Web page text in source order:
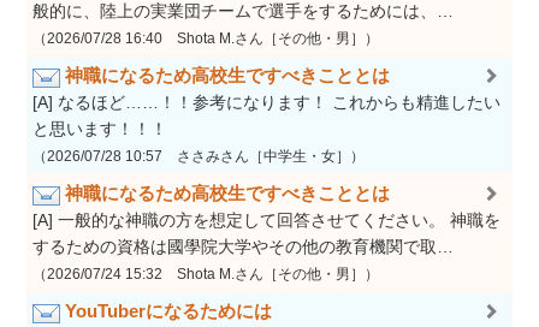
般的に、陸上の実業団チームで選手をするためには、…
（2026/07/28 16:40 Shota M.さん［その他・男］）
神職になるため高校生ですべきこととは
[A] なるほど……！！参考になります！ これからも精進したい
と思います！！！
（2026/07/28 10:57 ささみさん［中学生・女］）
神職になるため高校生ですべきこととは
[A] 一般的な神職の方を想定して回答させてください。 神職を
するための資格は國學院大学やその他の教育機関で取…
（2026/07/24 15:32 Shota M.さん［その他・男］）
YouTuberになるためには